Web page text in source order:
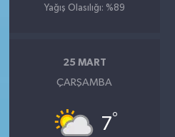
Yağış Olasılığı: %89
25 MART
ÇARŞAMBA
7°